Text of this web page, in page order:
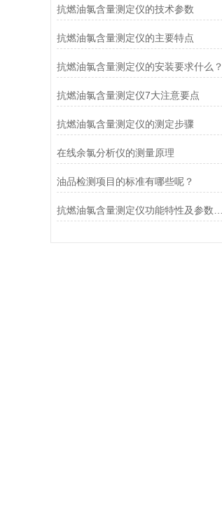
抗燃油氯含量测定仪的技术参数
抗燃油氯含量测定仪的主要特点
抗燃油氯含量测定仪的安装要求什么？
抗燃油氯含量测定仪7大注意要点
抗燃油氯含量测定仪的测定步骤
在线余氯分析仪的测量原理
油品检测项目的标准有哪些呢？